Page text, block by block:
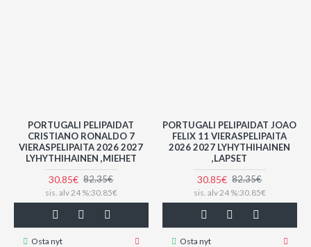
PORTUGALI PELIPAIDAT
CRISTIANO RONALDO 7
VIERASPELIPAITA 2026 2027
LYHYTHIHAINEN ,MIEHET
30.85€ 82.35€
sis. alv 24 %:30.85€
Osta nyt
PORTUGALI PELIPAIDAT JOAO
FELIX 11 VIERASPELIPAITA
2026 2027 LYHYTHIHAINEN
,LAPSET
30.85€ 82.35€
sis. alv 24 %:30.85€
Osta nyt